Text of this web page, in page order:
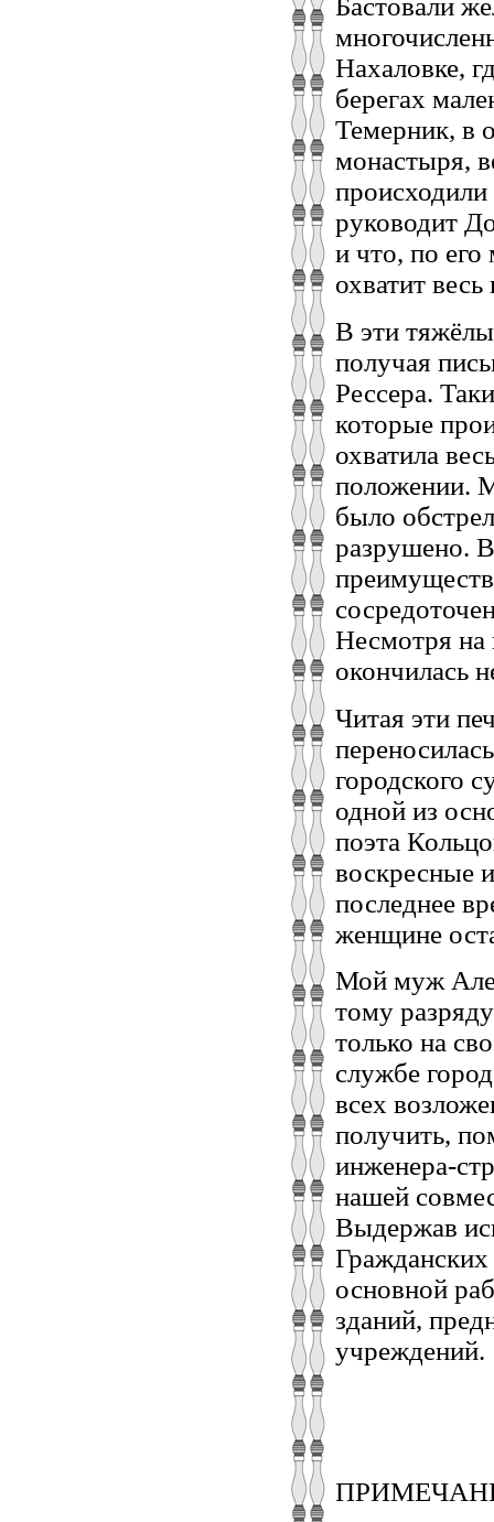
Бастовали
Нахаловке,
берегах
Темерник, в
монастыря,
руководит
и что, по его
охватит весь
В эти
получая
Рессера.
которые
охватила
положении.
было
разрушено.
Несмотря на
окончилась
Читая эти
городского
одной из
поэта
воскресные
последнее
женщине
Мой муж
тому
только на
службе
всех
получить,
инженера-
нашей
Выдержав
основной
зданий,
учреждений.